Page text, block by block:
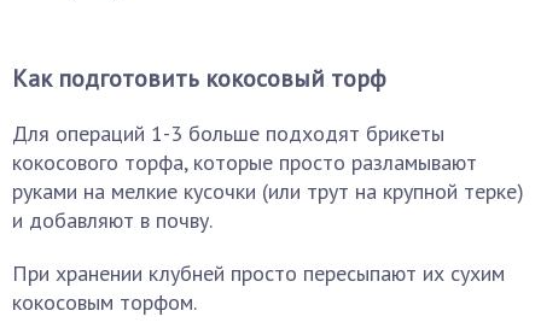
Как подготовить кокосовый торф
Для операций 1-3 больше подходят брикеты
кокосового торфа, которые просто разламывают
руками на мелкие кусочки (или трут на крупной терке)
и добавляют в почву.
При хранении клубней просто пересыпают их сухим
кокосовым торфом.